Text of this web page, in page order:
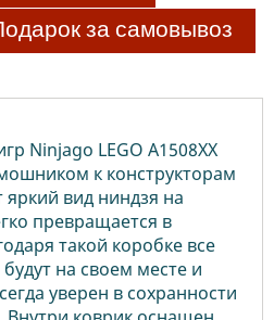
за самовывоз
Ninjago LEGO А1508ХX
к конструкторам
яркий вид ниндзя на
превращается в
такой коробке все
на своем месте и
уверен в сохранности